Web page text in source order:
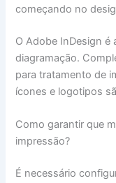
começando no
O Adobe InDesign é
diagramação.
para tratamento de
ícones e logotipos
Como garantir que
impressão?
É necessário